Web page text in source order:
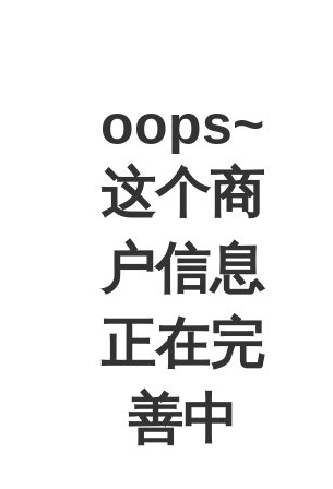
oops~
这个商
户信息
正在完
善中